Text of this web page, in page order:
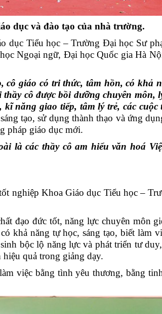
dục và đào tạo của nhà trường.
dục Tiểu học – Trường Đại học Sư
Ngoại ngữ, Đại học Quốc gia Hà
cô giáo có tri thức, tâm hồn, có khả
thầy cô được bồi dưỡng chuyên môn,
năng giao tiếp, tâm lý trẻ, các
tạo, sử dụng thành thạo và ứng
pháp giáo dục mới.
là các thầy cô am hiểu văn hoá
nghiệp Khoa Giáo dục Tiểu học –
đạo đức tốt, năng lực chuyên môn
khả năng tự học, sáng tạo, biết làm
bộc lộ năng lực và phát triển tư
quả trong giảng dạy.
việc bằng tình yêu thương, bằng